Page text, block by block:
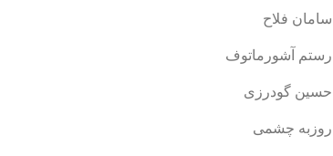
سامان فلاح
رستم آشورماتوف
حسین گودرزی
روزبه چشمی